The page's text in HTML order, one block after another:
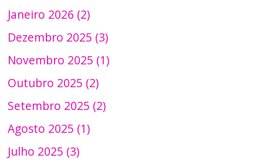
Janeiro 2026 (2)
Dezembro 2025 (3)
Novembro 2025 (1)
Outubro 2025 (2)
Setembro 2025 (2)
Agosto 2025 (1)
Julho 2025 (3)